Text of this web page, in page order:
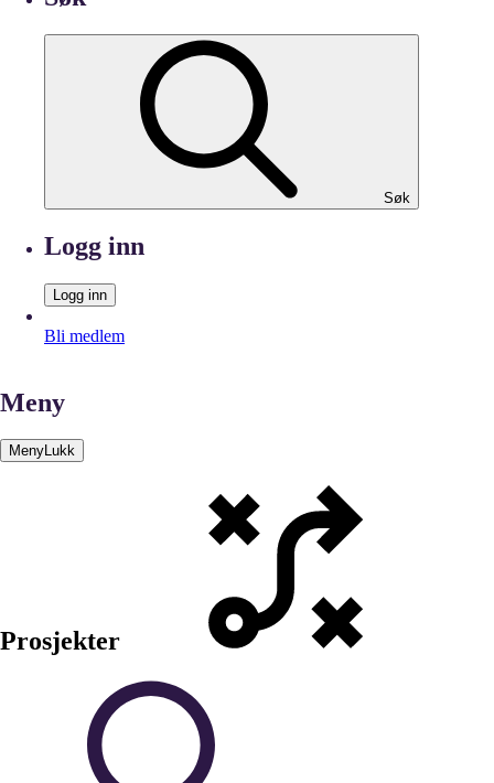
Søk
Logg inn
Logg inn
Bli medlem
Meny
MenyLukk
Prosjekter